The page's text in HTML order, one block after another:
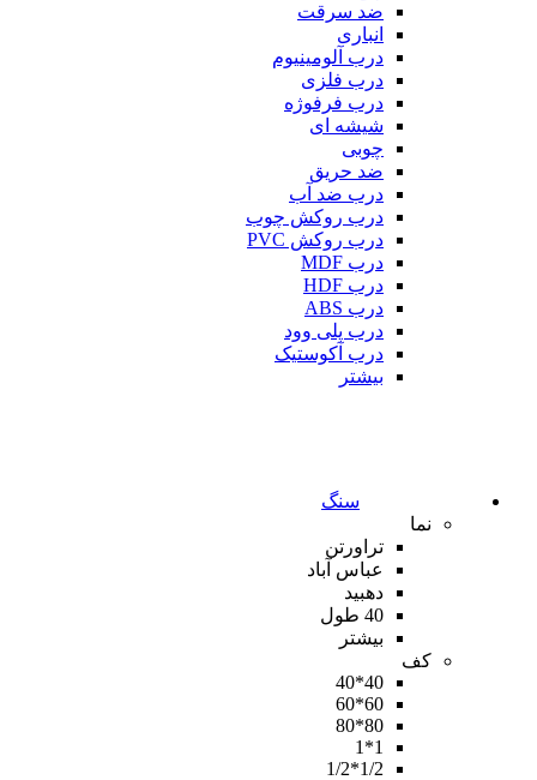
ضد سرقت
انباری
درب آلومینیوم
درب فلزی
درب فرفوژه
شیشه ای
چوبی
ضد حریق
درب ضد آب
درب روکش چوب
درب روکش PVC
درب MDF
درب HDF
درب ABS
درب پلی وود
درب آکوستیک
بیشتر
سنگ
نما
تراورتن
عباس آباد
دهبید
40 طول
بیشتر
کف
40*40
60*60
80*80
1*1
1/2*1/2